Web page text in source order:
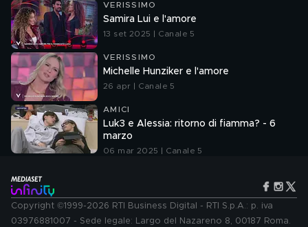
VERISSIMO
Samira Lui e l'amore
13 set 2025 | Canale 5
VERISSIMO
Michelle Hunziker e l'amore
26 apr | Canale 5
AMICI
Luk3 e Alessia: ritorno di fiamma? - 6
marzo
06 mar 2025 | Canale 5
Copyright ©1999-2026 RTI Business Digital - RTI S.p.A.: p. iva
03976881007 - Sede legale: Largo del Nazareno 8, 00187 Roma.